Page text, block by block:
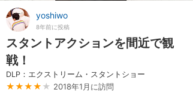
yoshiwo
8年前に投稿
スタントアクションを間近で観
戦！
DLP：エクストリーム・スタントショー
★★★★ ★ 2018年1月に訪問